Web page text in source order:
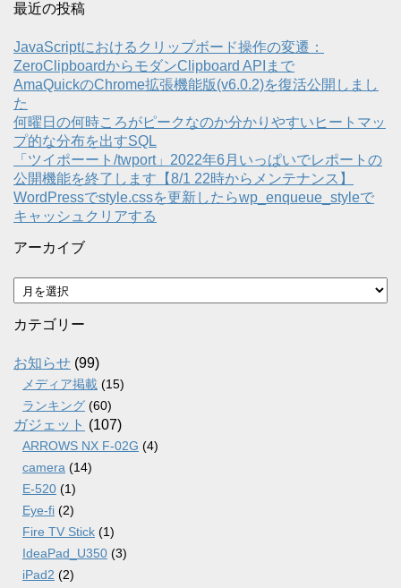
最近の投稿
JavaScriptにおけるクリップボード操作の変遷：
ZeroClipboardからモダンClipboard APIまで
AmaQuickのChrome拡張機能版(v6.0.2)を復活公開しまし
た
何曜日の何時ころがピークなのか分かりやすいヒートマッ
プ的な分布を出すSQL
「ツイポーート/twport」2022年6月いっぱいでレポートの
公開機能を終了します【8/1 22時からメンテナンス】
WordPressでstyle.cssを更新したらwp_enqueue_styleで
キャッシュクリアする
アーカイブ
ア
ー
カ
ブ
カテゴリー
お知らせ (99)
メディア掲載 (15)
ランキング (60)
ガジェット (107)
ARROWS NX F-02G (4)
camera (14)
E-520 (1)
Eye-fi (2)
Fire TV Stick (1)
IdeaPad_U350 (3)
iPad2 (2)